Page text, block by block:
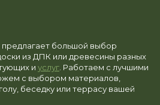
большой выбор
из ДПК или древесины разных
и услуг . Работаем с лучшими
с выбором материалов,
беседку или террасу вашей